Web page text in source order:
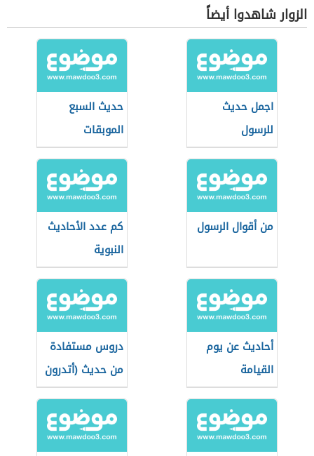
الزوار شاهدوا أيضاً
اجمل حديث
للرسول
حديث السبع
الموبقات
من أقوال الرسول
كم عدد الأحاديث
النبوية
أحاديث عن يوم
القيامة
دروس مستفادة
من حديث (أتدرون
من المفلس؟)